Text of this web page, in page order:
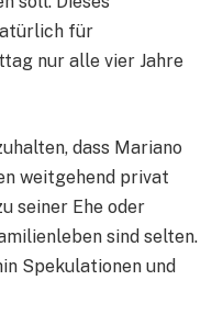
für
nur alle vier Jahre
dass Mariano
weitgehend privat
seiner Ehe oder
sind selten.
Spekulationen und